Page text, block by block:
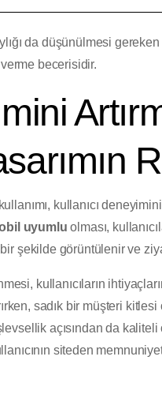
da düşünülmesi
verme becerisidir.
kullanıcı
uyumlu olması,
şekilde görüntülenir ve
kullanıcıların
sadık bir müşteri
açısından da
siteden